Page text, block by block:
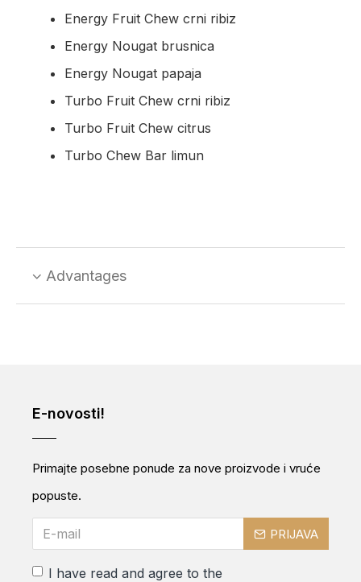
Energy Fruit Chew crni ribiz
Energy Nougat brusnica
Energy Nougat papaja
Turbo Fruit Chew crni ribiz
Turbo Fruit Chew citrus
Turbo Chew Bar limun
Advantages
E-novosti!
Primajte posebne ponude za nove proizvode i vruće
popuste.
PRIJAVA
I have read and agree to the